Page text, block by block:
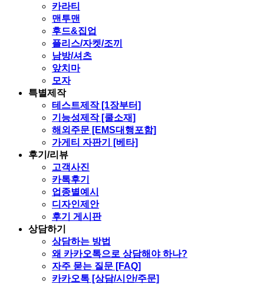
카라티
맨투맨
후드&집업
플리스/자켓/조끼
남방/셔츠
앞치마
모자
특별제작
테스트제작 [1장부터]
기능성제작 [쿨소재]
해외주문 [EMS대행포함]
가게티 자판기 [베타]
후기/리뷰
고객사진
카톡후기
업종별예시
디자인제안
후기 게시판
상담하기
상담하는 방법
왜 카카오톡으로 상담해야 하나?
자주 묻는 질문 [FAQ]
카카오톡 [상담/시안/주문]